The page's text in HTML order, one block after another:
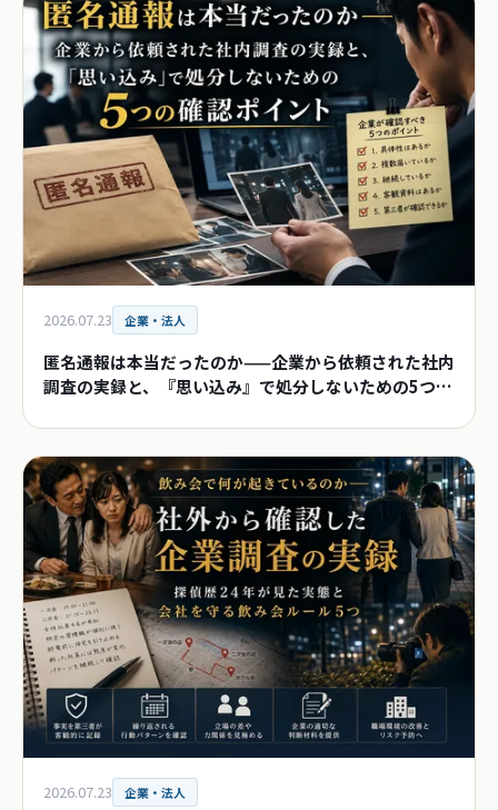
2026.07.23 企業・法人
匿名通報は本当だったのか——企業から依頼された社内
調査の実録と、『思い込み』で処分しないための5つの
2026.07.23 企業・法人